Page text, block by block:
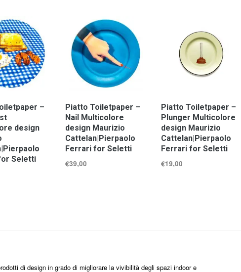
–
design
Seletti
Piatto Toiletpaper –
Nail Multicolore
design Maurizio
Cattelan|Pierpaolo
Ferrari for Seletti
€39,00
Piatto Toiletpaper –
Plunger Multicolore
design Maurizio
Cattelan|Pierpaolo
Ferrari for Seletti
€19,00
di design in grado di migliorare la vivibilità degli spazi indoor e